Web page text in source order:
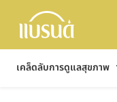
เคล็ดลับการดูแลสุขภาพ